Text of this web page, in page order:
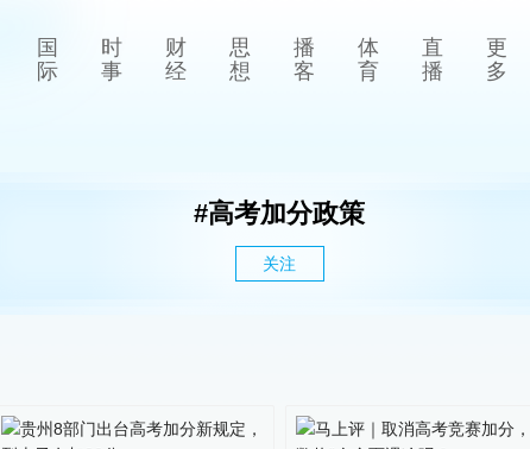
国
际
时
事
财
经
思
想
播
客
体
育
直
播
更
多
#高考加分政策
关注